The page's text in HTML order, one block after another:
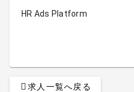
HR Ads Platform
求人一覧へ戻る